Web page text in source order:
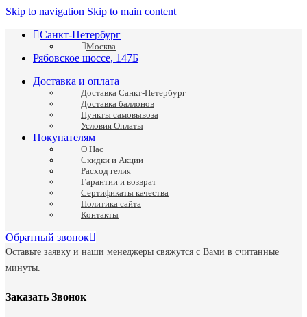
Skip to navigation Skip to main content
Санкт-Петербург
Москва
Рябовское шоссе, 147Б
Доставка и оплата
Доставка Санкт-Петербург
Доставка баллонов
Пункты самовывоза
Условия Оплаты
Покупателям
О Нас
Скидки и Акции
Расход гелия
Гарантии и возврат
Сертификаты качества
Политика сайта
Контакты
Обратный звонок
Оставьте заявку и наши менеджеры свяжутся с Вами в считанные
минуты.
Заказать Звонок